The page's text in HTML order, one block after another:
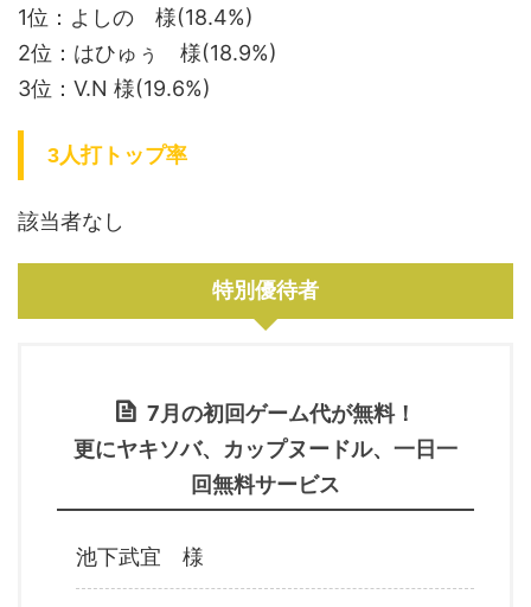
1位：よしの 様(18.4%)
2位：はひゅぅ 様(18.9%)
3位：V.N 様(19.6%)
3人打トップ率
該当者なし
特別優待者
7月の初回ゲーム代が無料！
更にヤキソバ、カップヌードル、一日一
回無料サービス
池下武宜 様